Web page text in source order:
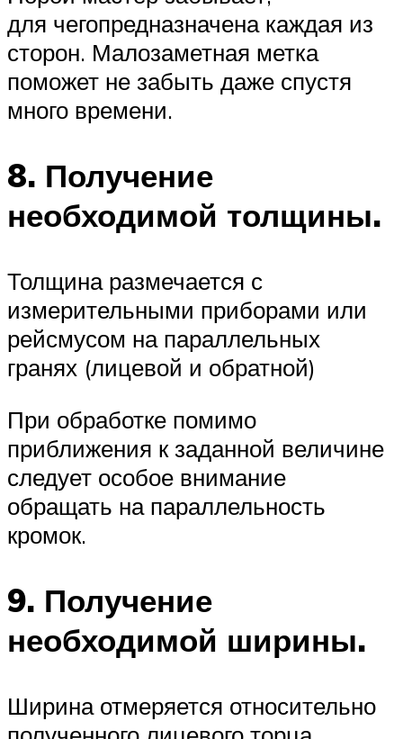
для чегопредназначена каждая из
сторон. Малозаметная метка
поможет не забыть даже спустя
много времени.
8. Получение
необходимой толщины.
Толщина размечается с
измерительными приборами или
рейсмусом на параллельных
гранях (лицевой и обратной)
При обработке помимо
приближения к заданной величине
следует особое внимание
обращать на параллельность
кромок.
9. Получение
необходимой ширины.
Ширина отмеряется относительно